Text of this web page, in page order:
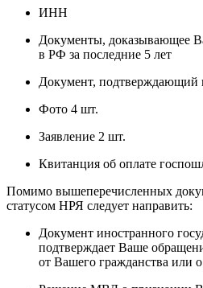
ИНН
Документы, доказывающее
в РФ за последние 5 лет
Документ, подтверждающий
Фото 4 шт.
Заявление 2 шт.
Квитанция об оплате
Помимо вышеперечисленных
статусом НРЯ следует направить:
Документ иностранного
подтверждает Ваше
от Вашего гражданства или